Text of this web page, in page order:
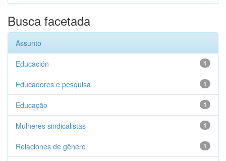
Busca facetada
Assunto
1
Educación
1
Educadores e pesquisa
1
Educação
1
Mulheres sindicalistas
1
Relaciones de gênero